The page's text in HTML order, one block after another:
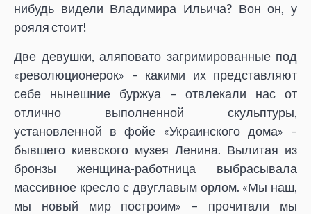
нибудь видели Владимира Ильича? Вон он, у
рояля стоит!
Две девушки, аляповато загримированные под
«революционерок» – какими их представляют
себе нынешние буржуа – отвлекали нас от
отлично выполненной скульптуры,
установленной в фойе «Украинского дома» –
бывшего киевского музея Ленина. Вылитая из
бронзы женщина-работница выбрасывала
массивное кресло с двуглавым орлом. «Мы наш,
мы новый мир построим» – прочитали мы